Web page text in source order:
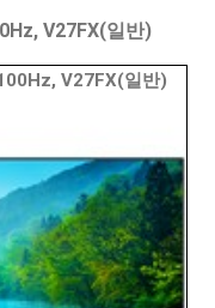
V27FX(일반)
V27FX(일반)